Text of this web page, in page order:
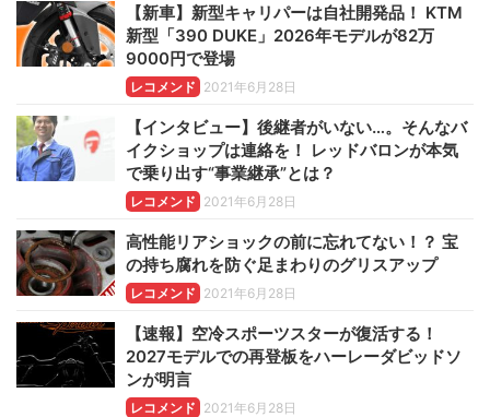
【新車】新型キャリパーは自社開発品！ KTM
新型「390 DUKE」2026年モデルが82万
9000円で登場
レコメンド 2021年6月28日
【インタビュー】後継者がいない…。そんなバ
イクショップは連絡を！ レッドバロンが本気
で乗り出す“事業継承”とは？
レコメンド 2021年6月28日
高性能リアショックの前に忘れてない！？ 宝
の持ち腐れを防ぐ足まわりのグリスアップ
レコメンド 2021年6月28日
【速報】空冷スポーツスターが復活する！
2027モデルでの再登板をハーレーダビッドソ
ンが明言
レコメンド 2021年6月28日